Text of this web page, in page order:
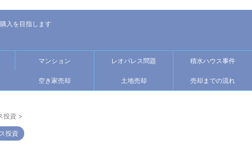
入を目指します
マンション レオパレス問題 積水ハウス事件
空き家売却 土地売却 売却までの流れ
投資 >
投資